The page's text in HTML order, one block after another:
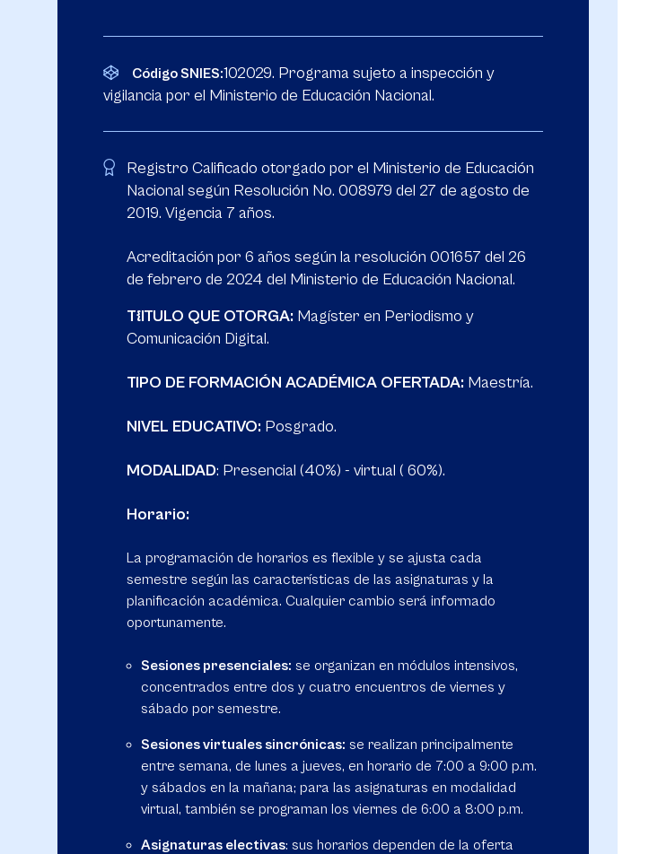
Código SNIES:102029. Programa sujeto a inspección y
vigilancia por el Ministerio de Educación Nacional.
Registro Calificado otorgado por el Ministerio de Educación
Nacional según Resolución No. 008979 del 27 de agosto de
2019. Vigencia 7 años.
Acreditación por 6 años según la resolución 001657 del 26
de febrero de 2024 del Ministerio de Educación Nacional.
T{ITULO QUE OTORGA: Magíster en Periodismo y
Comunicación Digital.
TIPO DE FORMACIÓN ACADÉMICA OFERTADA: Maestría.
NIVEL EDUCATIVO: Posgrado.
MODALIDAD: Presencial (40%) - virtual ( 60%).
Horario:
La programación de horarios es flexible y se ajusta cada
semestre según las características de las asignaturas y la
planificación académica. Cualquier cambio será informado
oportunamente.
Sesiones presenciales: se organizan en módulos intensivos,
concentrados entre dos y cuatro encuentros de viernes y
sábado por semestre.
Sesiones virtuales sincrónicas: se realizan principalmente
entre semana, de lunes a jueves, en horario de 7:00 a 9:00 p.m.
y sábados en la mañana; para las asignaturas en modalidad
virtual, también se programan los viernes de 6:00 a 8:00 p.m.
Asignaturas electivas: sus horarios dependen de la oferta